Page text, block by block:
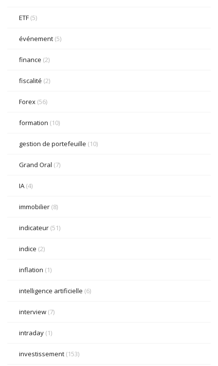
ETF (5)
événement (5)
finance (2)
fiscalité (2)
Forex (56)
formation (10)
gestion de portefeuille (10)
Grand Oral (7)
IA (4)
immobilier (8)
indicateur (51)
indice (2)
inflation (1)
intelligence artificielle (6)
interview (7)
intraday (1)
investissement (153)